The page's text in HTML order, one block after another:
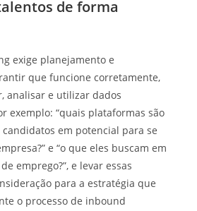
de forma
exige planejamento e
que funcione corretamente,
analisar e utilizar dados
exemplo: “quais plataformas são
em potencial para se
e “o que eles buscam em
emprego?”, e levar essas
para a estratégia que
o processo de inbound